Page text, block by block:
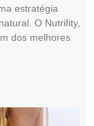
estratégia
O Nutrifity,
dos melhores